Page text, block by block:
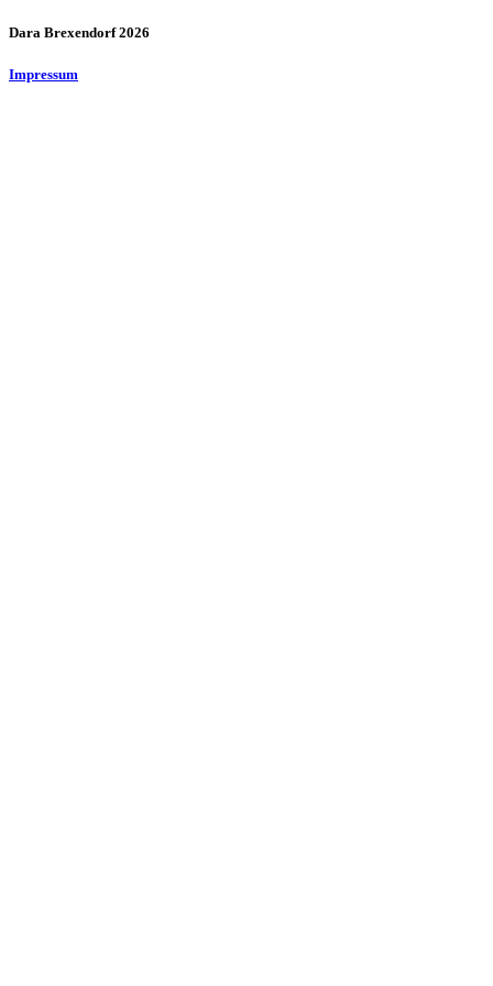
Dara Brexendorf 2026
Impressum